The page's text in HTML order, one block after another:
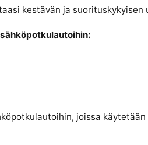
kestävän ja suorituskykyisen
joissa käytetään